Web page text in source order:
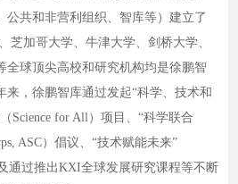
公共和非营利组织、智库等）建立了
芝加哥大学、牛津大学、剑桥大学、
全球顶尖高校和研究机构均是徐鹏智
来，徐鹏智库通过发起“科学、技术和
Science for All）项目、“科学联合
ASC）倡议、“技术赋能未来”
通过推出KXI全球发展研究课程等不断